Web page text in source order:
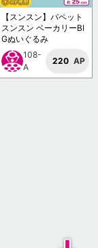
【スンスン】パペット
スンスン ベーカリーBI
Gぬいぐるみ
108-
A
220 AP